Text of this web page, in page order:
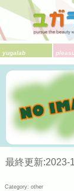
yugalab
最終更新:2023-
Category: other